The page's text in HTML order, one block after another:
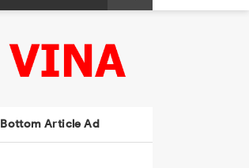
Bottom Article Ad